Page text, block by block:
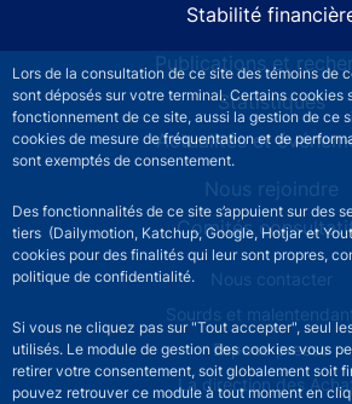
Lors de la consultation de ce site des témoins de
sont déposés sur votre terminal. Certains cookies
fonctionnement de ce site, aussi la gestion de ce
cookies de mesure de fréquentation et de
sont exemptés de consentement.
Des fonctionnalités de ce site s’appuient sur des
tiers (Dailymotion, Katchup, Google, Hotjar et
cookies pour des finalités qui leur sont propres,
politique de confidentialité.
Si vous ne cliquez pas sur "Tout accepter", seul
utilisés. Le module de gestion des cookies vous
retirer votre consentement, soit globalement soit
pouvez retrouver ce module à tout moment en
Stabilité
Publications et
Statistiques
Actualités et
Nous rejoindre
Comités
Footer secondary menuNous contacter
Sourds et
Espace presse
La direction des